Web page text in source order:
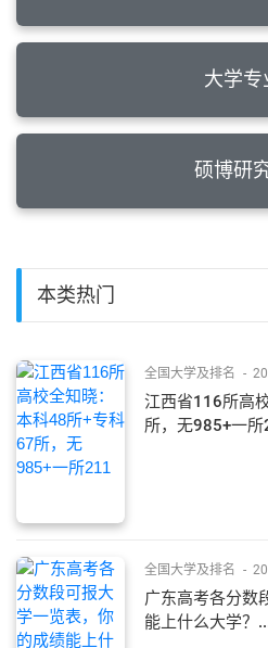
大学专
硕博研
本类热门
全国大学及排名 -
江西省116所高
所，无985+一所
全国大学及排名 -
广东高考各分数
能上什么大学？